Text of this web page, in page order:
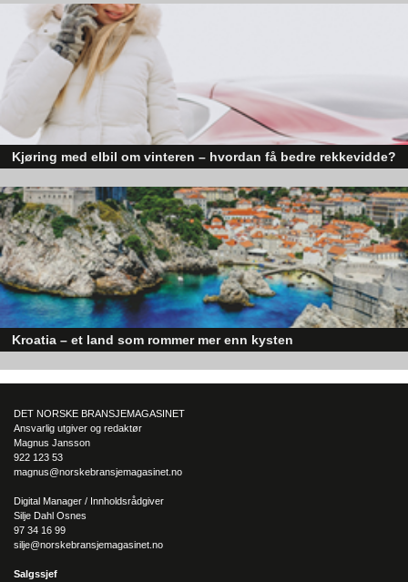
skaper optimisme på tvers av ulike sektorer. Byggebransjen er spesielt
posisjonert til å dra nytte av denne økonomiske oppgangen.
Kjøring med elbil om vinteren – hvordan få bedre rekkevidde?
utfordrende vinterforhold kan være en utfordring.
Kroatia – et land som rommer mer enn kysten
sider enn det førsteinntrykket mange sitter igjen med.
DET NORSKE BRANSJEMAGASINET
Ansvarlig utgiver og redaktør
Magnus Jansson
922 123 53
magnus@norskebransjemagasinet.no
Digital Manager / Innholdsrådgiver
Silje Dahl Osnes
97 34 16 99
silje@norskebransjemagasinet.no
Salgssjef